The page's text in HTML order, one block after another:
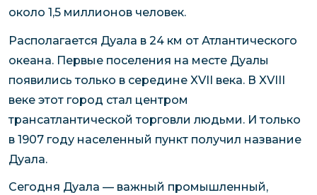
около 1,5 миллионов человек.
Располагается Дуала в 24 км от Атлантического
океана. Первые поселения на месте Дуалы
появились только в середине XVII века. В XVIII
веке этот город стал центром
трансатлантической торговли людьми. И только
в 1907 году населенный пункт получил название
Дуала.
Сегодня Дуала — важный промышленный,